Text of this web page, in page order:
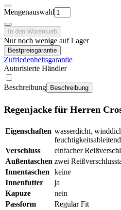
Mengenauswahl
In den Warenkorb
Nur noch wenige auf Lager
Bestpreisgarantie
Zufriedenheitsgarantie
Autorisierte Händler
Beschreibung Beschreibung
Regenjacke für Herren
Eigenschaften wasserdicht,
Verschluss
einfacher
Außentaschen zwei
Innentaschen
keine
Innenfutter
ja
Kapuze
nein
Passform
Regular Fit